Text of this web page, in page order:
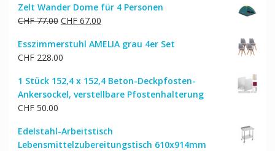
war:
CHF 161.00
ist:
Zelt Wander Dome für 4 Personen
CHF77.00 Ursprünglicher
war:
CHF 77.00
CHF67.00Aktueller
ist:
Esszimmerstuhl AMELIA grau 4er Set
CHF228.00
1 Stück 152,4 x 152,4 Beton-Deckpfosten-
Ankersockel, verstellbare Pfostenhalterung
CHF50.00
Edelstahl-Arbeitstisch
Lebensmittelzubereitungstisch 610x914mm